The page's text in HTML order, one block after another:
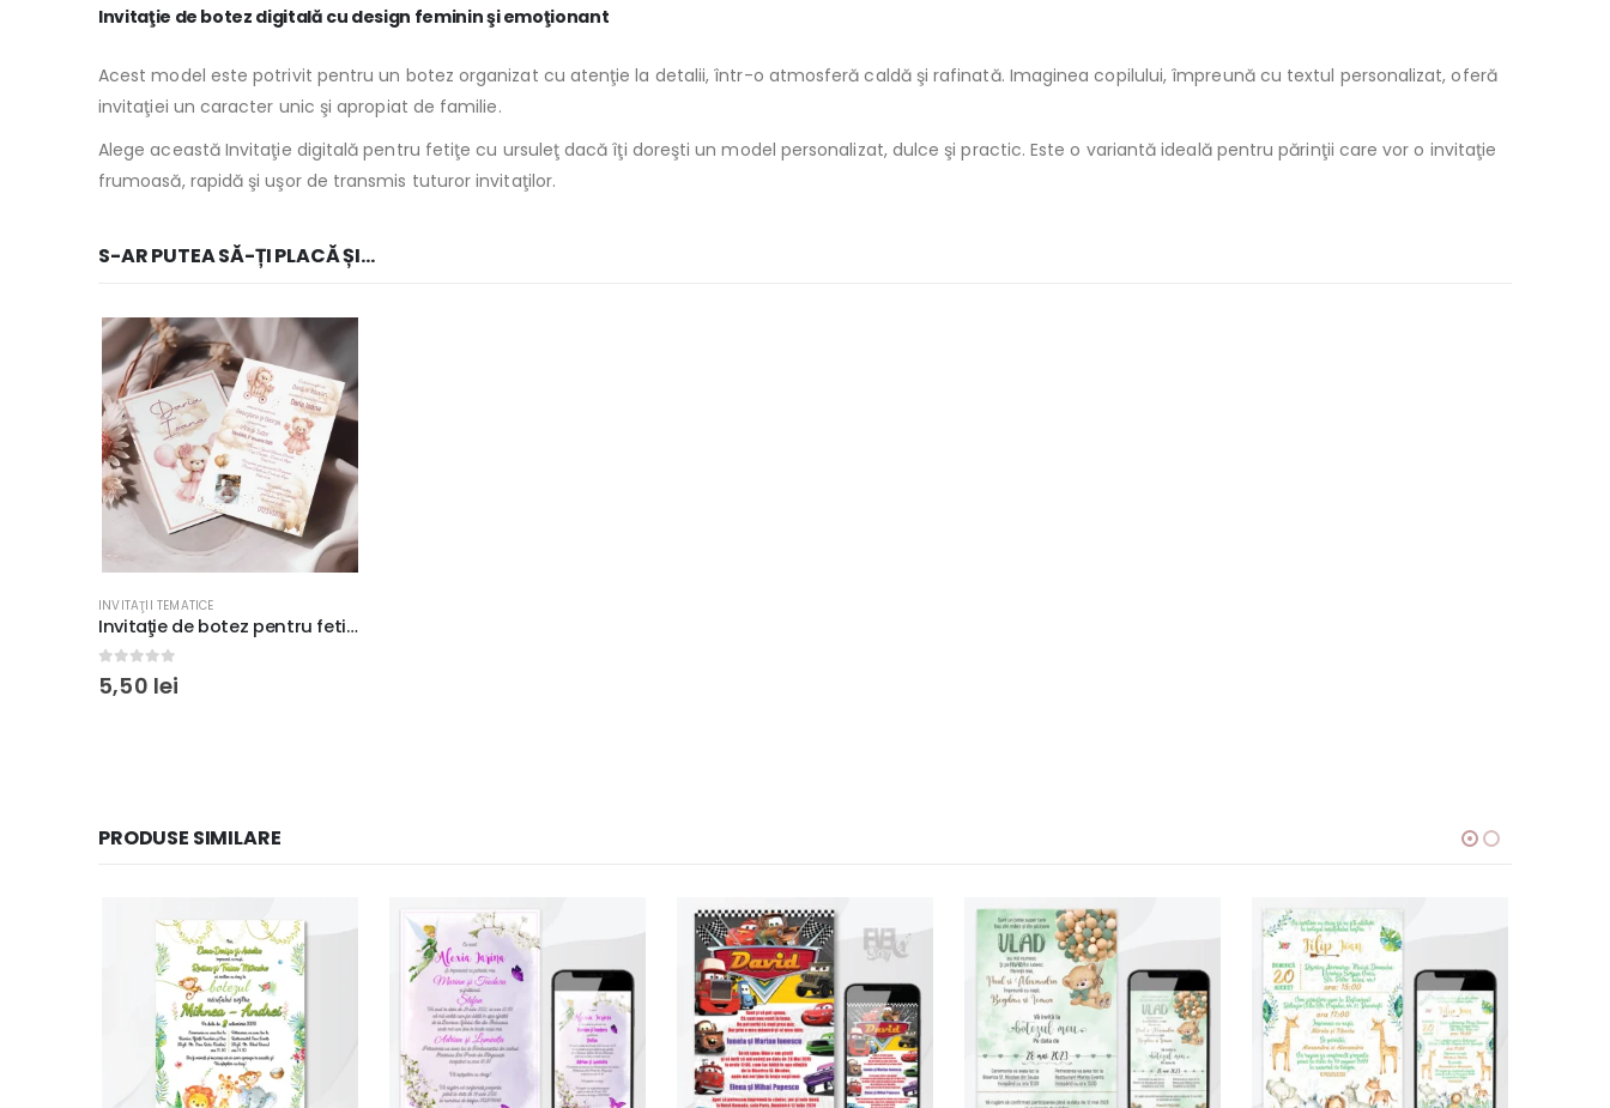
Invitaţie de botez digitală cu design feminin şi emoţionant
Acest model este potrivit pentru un botez organizat cu atenţie la detalii, într-o atmosferă caldă şi rafinată. Imaginea copilului, împreună cu textul personalizat, oferă
invitaţiei un caracter unic şi apropiat de familie.
Alege această Invitaţie digitală pentru fetiţe cu ursuleţ dacă îţi doreşti un model personalizat, dulce şi practic. Este o variantă ideală pentru părinţii care vor o invitaţie
frumoasă, rapidă şi uşor de transmis tuturor invitaţilor.
S-AR PUTEA SĂ-ȚI PLACĂ ȘI…
INVITAŢII TEMATICE
Invitaţie de botez pentru fetiţe cu ursuleţ roz şi baloane, 17×12 cm, cu poză şi plic inclus #22
out of 5
5,50 lei
PRODUSE SIMILARE